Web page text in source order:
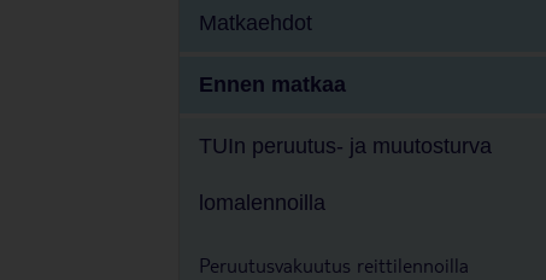
Matkaehdot
Ennen matkaa
TUIn peruutus- ja muutosturva
lomalennoilla
Peruutusvakuutus reittilennoilla